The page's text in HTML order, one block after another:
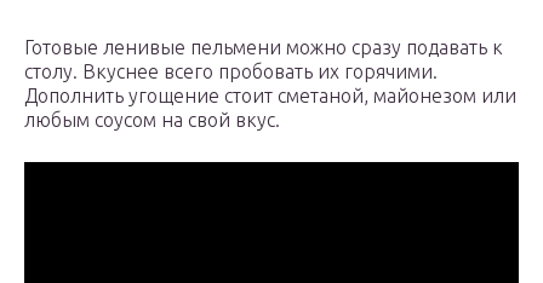
Готовые ленивые пельмени можно сразу подавать к
столу. Вкуснее всего пробовать их горячими.
Дополнить угощение стоит сметаной, майонезом или
любым соусом на свой вкус.